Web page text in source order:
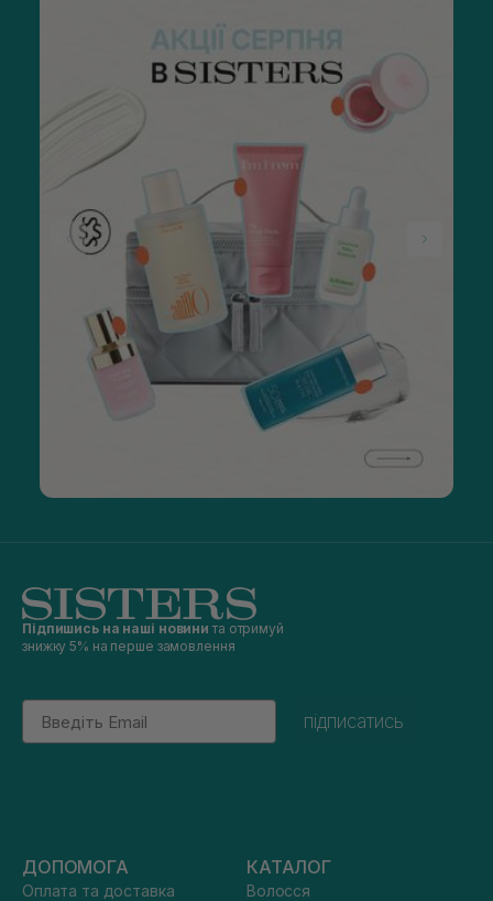
Підпишись на наші новини та отримуй
знижку 5% на перше замовлення
Email
підписатись
ДОПОМОГА
Оплата та доставка
КАТАЛОГ
Волосся